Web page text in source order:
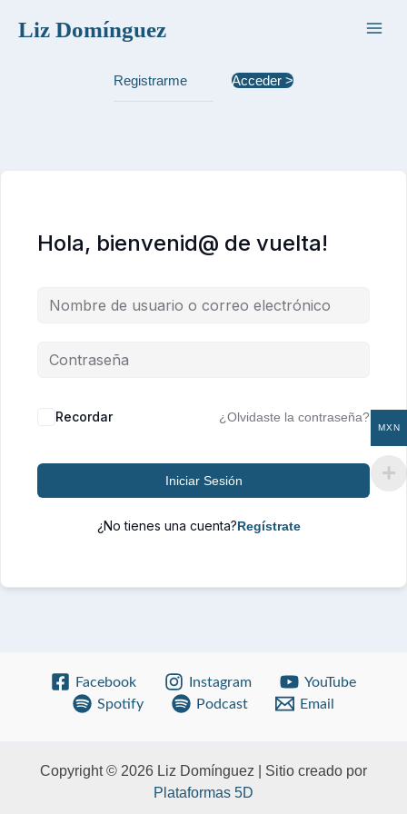
Liz Domínguez
Registrarme Acceder >
Hola, bienvenid@ de vuelta!
Recordar ¿Olvidaste la contraseña?
Iniciar Sesión
¿No tienes una cuenta?
Facebook Instagram
YouTube
Spotify
Podcast Email
Copyright © 2026 Liz Domínguez | Sitio creado por
Plataformas 5D
MXN